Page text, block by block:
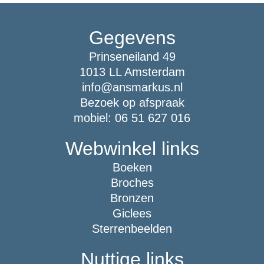
Gegevens
Prinseneiland 49
1013 LL Amsterdam
info@ansmarkus.nl
Bezoek op afspraak
mobiel: 06 51 627 016
Webwinkel links
Boeken
Broches
Bronzen
Giclees
Sterrenbeelden
Nuttige links